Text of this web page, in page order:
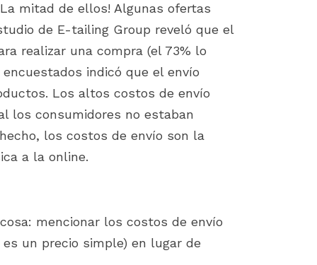
mitad de ellos! Algunas ofertas
de E-tailing Group reveló que el
realizar una compra (el 73% lo
indicó que el envío
Los altos costos de envío
los consumidores no estaban
los costos de envío son la
a la online.
mencionar los costos de envío
un precio simple) en lugar de